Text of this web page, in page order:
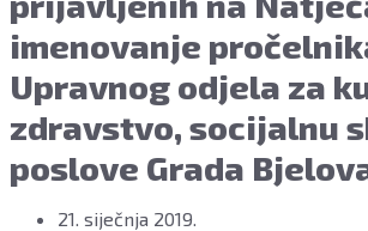
imenovanje
Upravnog odjela za
zdravstvo, socijalnu
poslove Grada
21. siječnja 2019.